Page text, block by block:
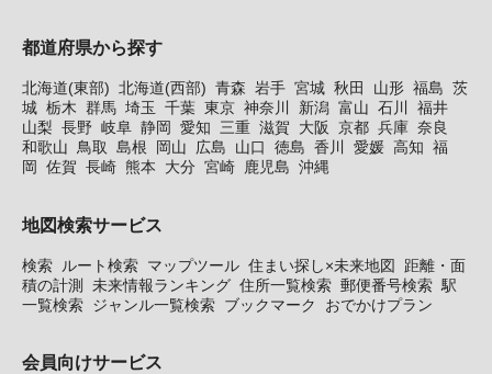
都道府県から探す
北海道(東部) 北海道(西部) 青森 岩手 宮城 秋田 山形 福島 茨
城 栃木 群馬 埼玉 千葉 東京 神奈川 新潟 富山 石川
福井
山梨 長野 岐阜 静岡 愛知 三重 滋賀 大阪 京都 兵庫 奈良
和歌山 鳥取 島根 岡山 広島 山口 徳島 香川 愛媛 高知 福
岡
佐賀 長崎 熊本 大分 宮崎 鹿児島 沖縄
地図検索サービス
検索 ルート検索 マップツール 住まい探し×未来地図
距離・面
積の計測
未来情報ランキング 住所一覧検索 郵便番号検索 駅
一覧検索 ジャンル一覧検索 ブックマーク おでかけプラン
会員向けサービス